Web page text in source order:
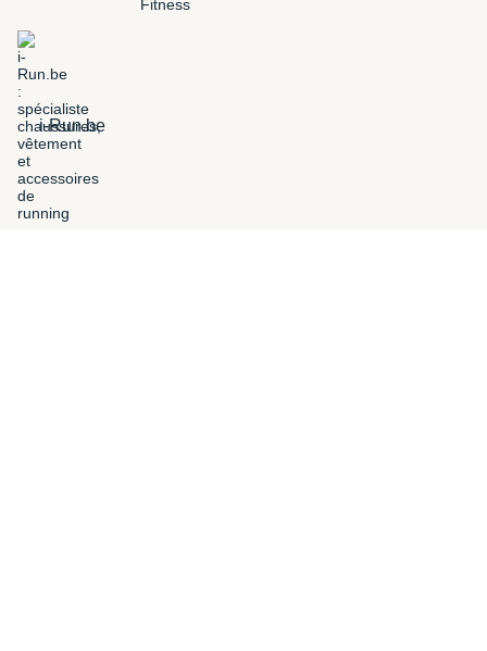
i-Run.be